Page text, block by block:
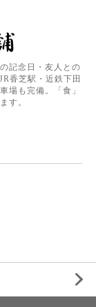
記念日・友人との
香芝駅・近鉄下田
場も完備。「食」
す。